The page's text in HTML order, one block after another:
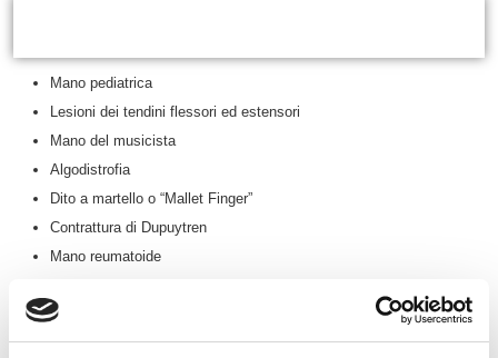
Mano pediatrica
Lesioni dei tendini flessori ed estensori
Mano del musicista
Algodistrofia
Dito a martello o “Mallet Finger”
Contrattura di Dupuytren
Mano reumatoide
Malattia di De Quervain
Epicondilite (Gomito del tennista)